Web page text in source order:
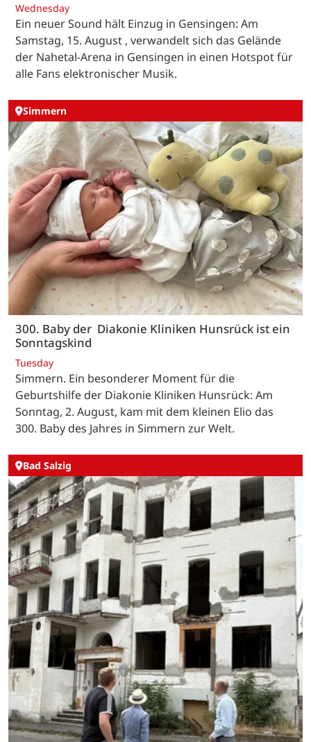
Wednesday
Ein neuer Sound hält Einzug in Gensingen: Am
Samstag, 15. August , verwandelt sich das Gelände
der Nahetal-Arena in Gensingen in einen Hotspot für
alle Fans elektronischer Musik.
Simmern
300. Baby der Diakonie Kliniken Hunsrück ist ein
Sonntagskind
Tuesday
Simmern. Ein besonderer Moment für die
Geburtshilfe der Diakonie Kliniken Hunsrück: Am
Sonntag, 2. August, kam mit dem kleinen Elio das
300. Baby des Jahres in Simmern zur Welt.
Bad Salzig